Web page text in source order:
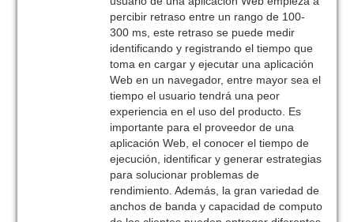
percibir retraso entre un rango de 100-
300 ms, este retraso se puede medir
identificando y registrando el tiempo que
toma en cargar y ejecutar una aplicación
Web en un navegador, entre mayor sea el
tiempo el usuario tendrá una peor
experiencia en el uso del producto. Es
importante para el proveedor de una
aplicación Web, el conocer el tiempo de
ejecución, identificar y generar estrategias
para solucionar problemas de
rendimiento. Además, la gran variedad de
anchos de banda y capacidad de computo